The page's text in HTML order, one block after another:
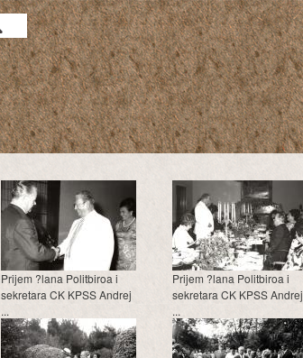
Prijem ?lana Politbiroa i
sekretara CK KPSS Andrej
...
Prijem ?lana Politbiroa i
sekretara CK KPSS Andrej
...